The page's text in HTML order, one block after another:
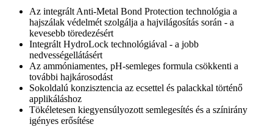
Az integrált Anti-Metal Bond Protection technológia a
hajszálak védelmét szolgálja a hajvilágosítás során - a
kevesebb töredezésért
Integrált HydroLock technológiával - a jobb
nedvességellátásért
Az ammóniamentes, pH-semleges formula csökkenti a
további hajkárosodást
Sokoldalú konzisztencia az ecsettel és palackkal történő
applikáláshoz
Tökéletesen kiegyensúlyozott semlegesítés és a színirány
igényes erősítése